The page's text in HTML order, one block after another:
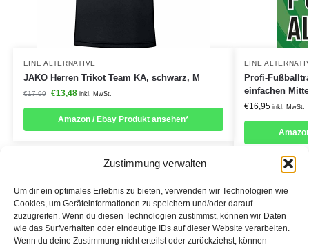
Zustimmung verwalten
Um dir ein optimales Erlebnis zu bieten, verwenden wir Technologien wie
Cookies, um Geräteinformationen zu speichern und/oder darauf
zuzugreifen. Wenn du diesen Technologien zustimmst, können wir Daten
wie das Surfverhalten oder eindeutige IDs auf dieser Website verarbeiten.
Wenn du deine Zustimmung nicht erteilst oder zurückziehst, können
EINE ALTERNATIVE
JAKO Herren Trikot Team KA, schwarz, M
€17,99 €13,48 inkl. MwSt.
Amazon / Ebay Produkt ansehen*
EINE
Profi-
einfachen
€16,95 inkl. MwSt.
Informationen: